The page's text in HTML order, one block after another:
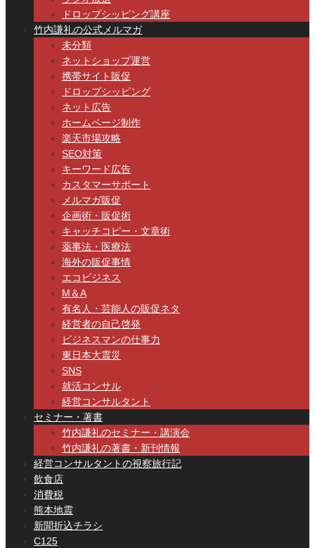
ドロップシッピング講座
竹内謙礼の公式メルマガ
未分類
ネットショップ運営
携帯サイト販促
ドロップシッピング
ネット広告
ホームページ制作
楽天市場攻略
SEO対策
キーワード広告
カスタマーサポート
メルマガ販促
企画術・販促術
キャッチコピー・文章術
薬事法・医療法
海外の販促事情
エコビジネス
M＆A
有名人・芸能人の販促ネタ
経営者の自己啓発
ビジネスマンの仕事力
東日本大震災
SNS
就活コンサル
経営コンサルタント
セミナー・著書
竹内謙礼のセミナー・講演会
竹内謙礼の著書・新刊情報
経営コンサルタントの視察旅行記
飲食店
消費税
熊本地震
新聞折込チラシ
C125